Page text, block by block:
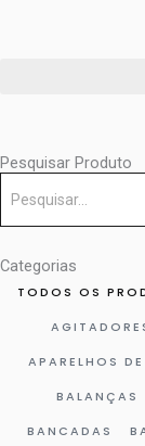
Pesquisar Produto
Categorias
APARELHOS
BALANÇAS
BANCADAS
TODOS OS